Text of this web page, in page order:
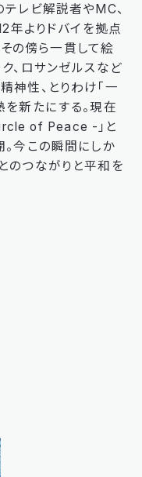
テレビ解説者やMC、
年よりドバイを拠点
の傍ら一貫して絵
、ロサンゼルスなど
神性、とりわけ「一
を新たにする。現在
of Peace -」と
。今この瞬間にしか
のつながりと平和を